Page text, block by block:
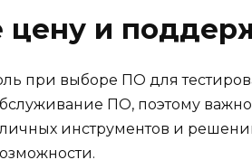
цену и
при выборе ПО для
ПО, поэтому важно
инструментов и